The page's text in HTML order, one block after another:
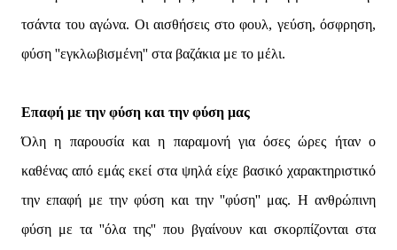
τσάντα του αγώνα. Οι αισθήσεις στο φουλ, γεύση, όσφρηση,
φύση ''εγκλωβισμένη'' στα βαζάκια με το μέλι.
Επαφή με την φύση και την φύση μας
Όλη η παρουσία και η παραμονή για όσες ώρες ήταν ο
καθένας από εμάς εκεί στα ψηλά είχε βασικό χαρακτηριστικό
την επαφή με την φύση και την ''φύση'' μας. Η ανθρώπινη
φύση με τα ''όλα της'' που βγαίνουν και σκορπίζονται στα